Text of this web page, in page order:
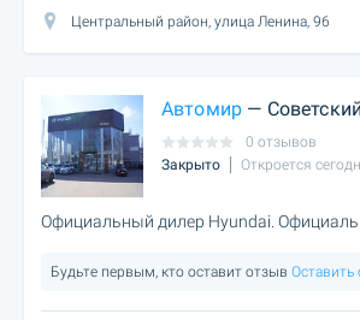
Центральный район, улица Ленина, 96
Автомир — Советский
0 отзывов
Закрыто
Откроется
Официальный дилер Hyundai.
Будьте первым, кто оставит отзыв Оставить